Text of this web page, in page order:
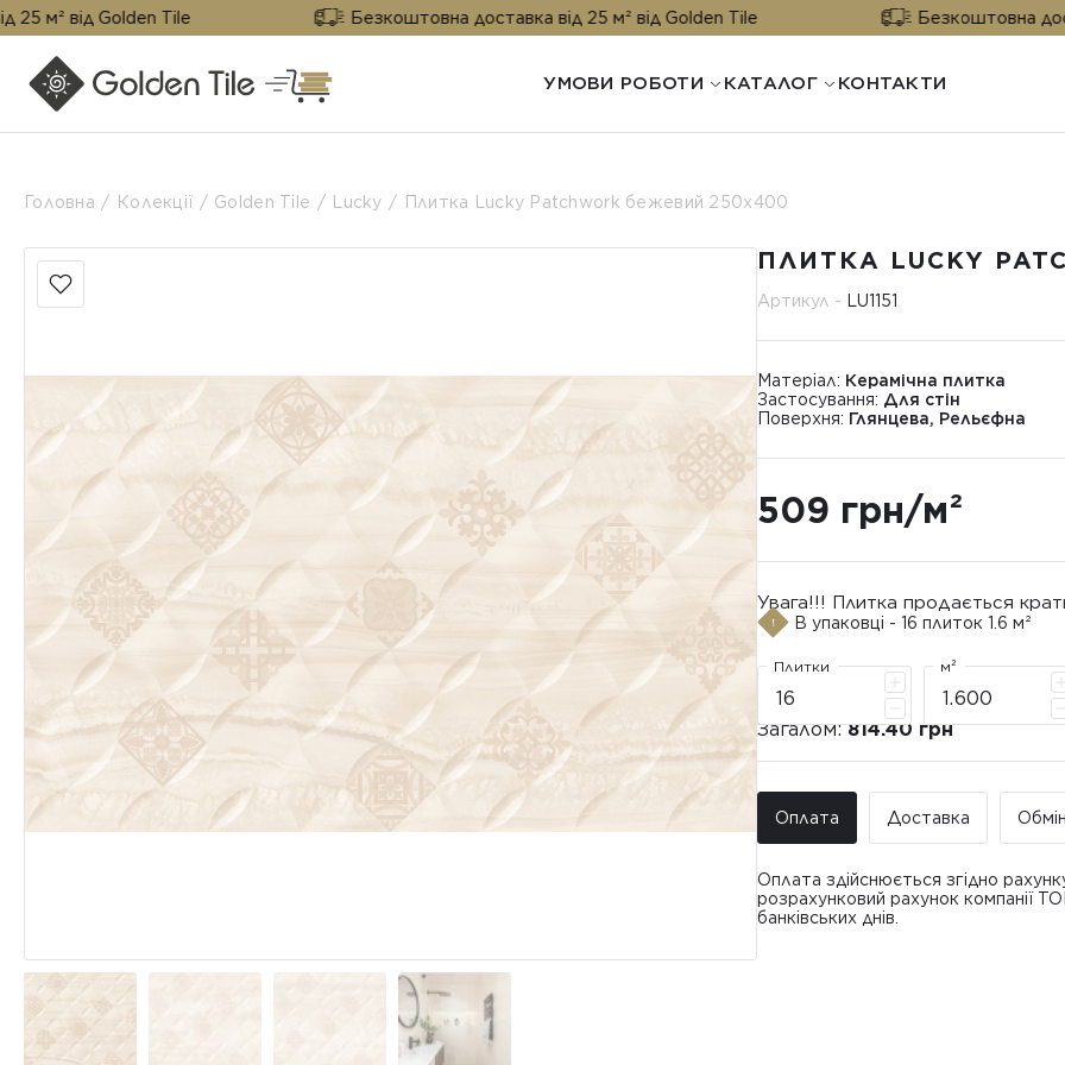
Tile Безкоштовна доставка від 25 м² від Golden Tile Безкоштовна доставка від
УМОВИ РОБОТИ КАТАЛОГ КОНТАКТИ
Головна Колекції Golden Tile Lucky Плитка Lucky Patchwork бежевий 250x400
ПЛИТКА LUCKY
Артикул - LU1151
Матеріал: Керамічна плитка
Застосування: Для стін
Поверхня: Глянцева, Рельєфна
509 грн/м²
Увага!!! Плитка продається
В упаковці - 16 плиток 1.6 м²
Плитки м²
Загалом:814.40 грн
Оплата Доставка Обмін
Оплата здійснюється згідно
розрахунковий рахунок компанії
банківських днів.